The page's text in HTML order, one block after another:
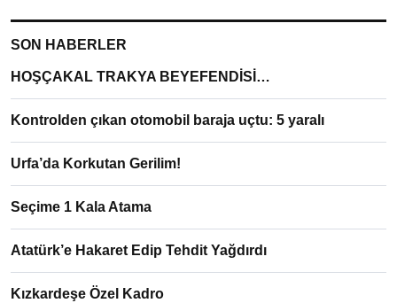
SON HABERLER
HOŞÇAKAL TRAKYA BEYEFENDİSİ…
Kontrolden çıkan otomobil baraja uçtu: 5 yaralı
Urfa’da Korkutan Gerilim!
Seçime 1 Kala Atama
Atatürk’e Hakaret Edip Tehdit Yağdırdı
Kızkardeşe Özel Kadro